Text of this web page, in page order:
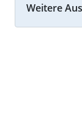
Weitere